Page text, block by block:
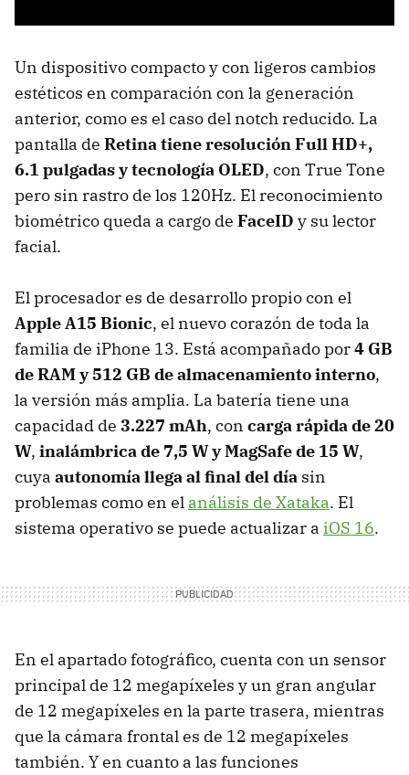
Un dispositivo compacto y con ligeros cambios
estéticos en comparación con la generación
anterior, como es el caso del notch reducido. La
pantalla de Retina tiene resolución Full HD+,
6.1 pulgadas y tecnología OLED, con True Tone
pero sin rastro de los 120Hz. El reconocimiento
biométrico queda a cargo de FaceID y su lector
facial.
El procesador es de desarrollo propio con el
Apple A15 Bionic, el nuevo corazón de toda la
familia de iPhone 13. Está acompañado por4 GB
de RAM y 512 GB de almacenamiento interno,
la versión más amplia. La batería tiene una
capacidad de 3.227 mAh, con carga rápida de 20
W, inalámbrica de 7,5 W y MagSafe de 15 W,
cuya autonomía llega al final del día sin
problemas como en el análisis de Xataka. El
sistema operativo se puede actualizar a iOS 16.
En el apartado fotográfico, cuenta con un sensor
principal de 12 megapíxeles y un gran angular
de 12 megapíxeles en la parte trasera, mientras
que la cámara frontal es de 12 megapíxeles
también. Y en cuanto a las funciones